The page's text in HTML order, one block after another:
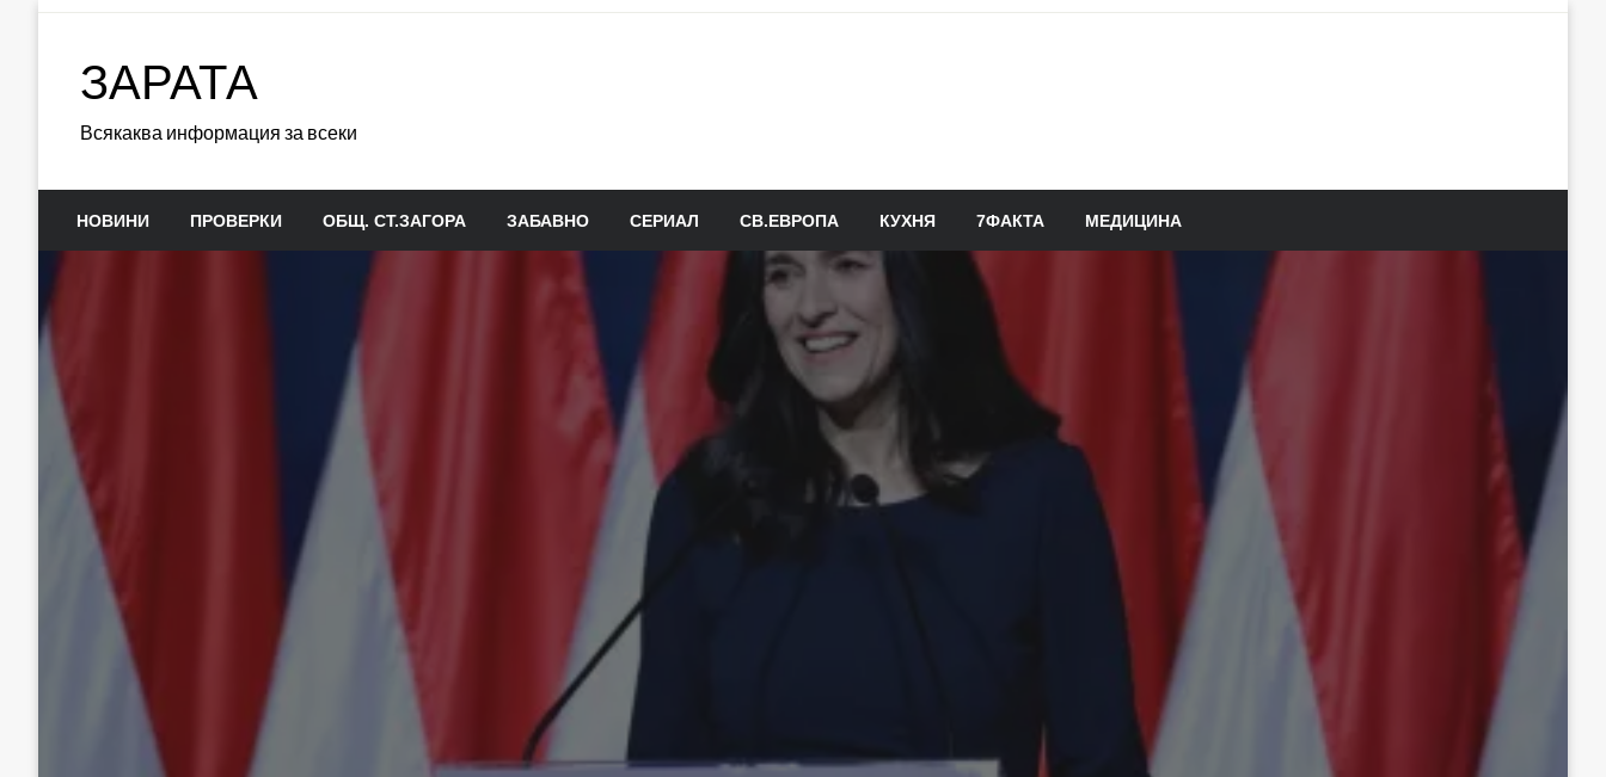
ЗАРАТА
Всякаква информация за всеки
НОВИНИ ПРОВЕРКИ ОБЩ. СТ.ЗАГОРА ЗАБАВНО СЕРИАЛ СВ.ЕВРОПА КУХНЯ 7ФАКТА МЕДИЦИНА